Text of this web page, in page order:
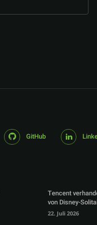
GitHub
Tencent
von Disney-
22. Juli 2026